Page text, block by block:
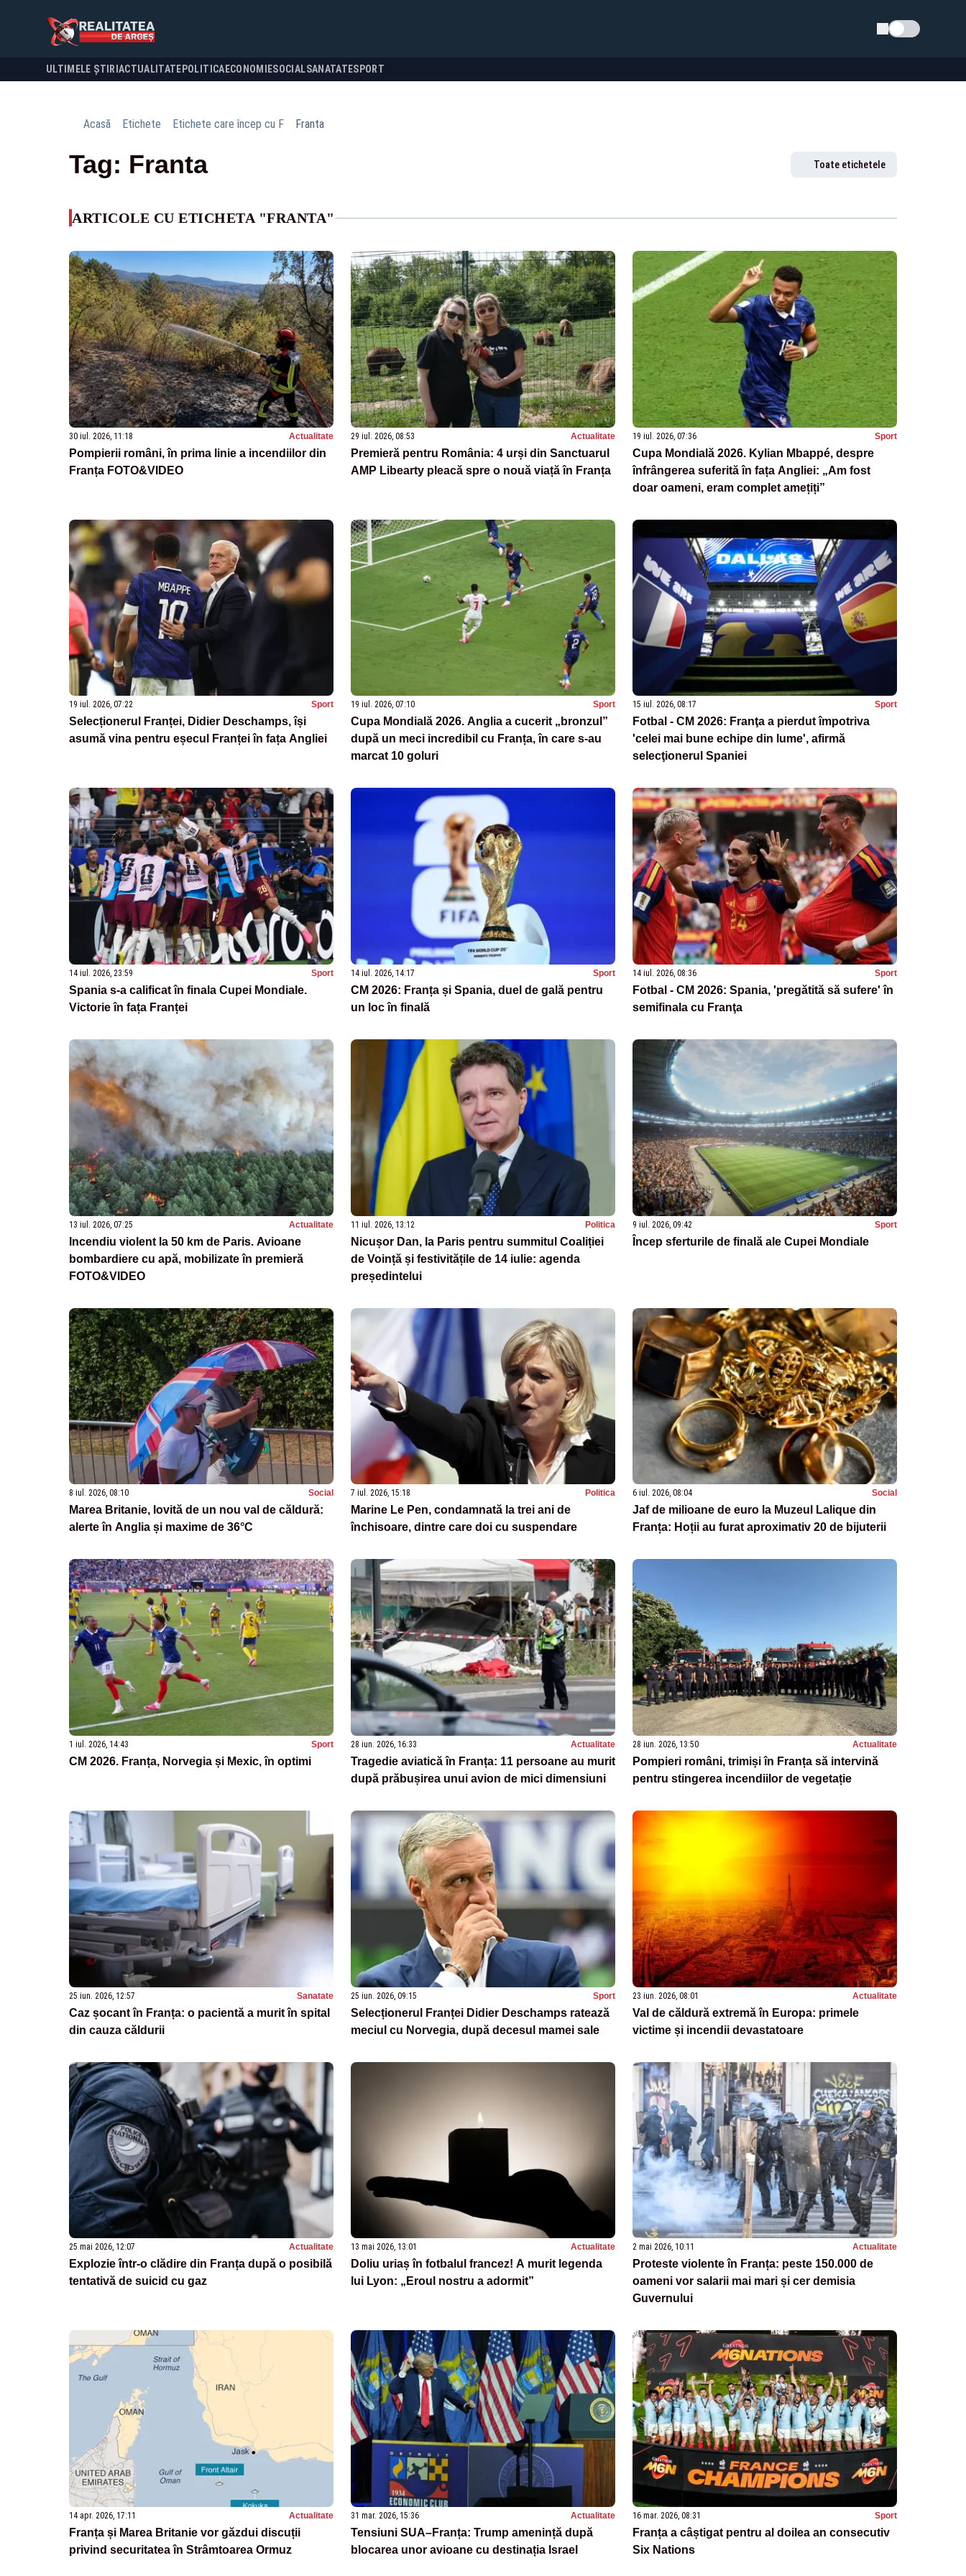
Schimba tema
ULTIMELE ȘTIRI ACTUALITATE POLITICA ECONOMIESOCIALSANATATESPORT
Acasă Etichete Etichete care încep cu F Franta
Tag: Franta Toate etichetele
ARTICOLE CU ETICHETA "FRANTA"
30 iul. 2026, 11:18 Actualitate
Pompierii români, în prima linie a incendiilor din
Franța FOTO&VIDEO
29 iul. 2026, 08:53 Actualitate
Premieră pentru România: 4 urși din Sanctuarul
AMP Libearty pleacă spre o nouă viață în Franța
19 iul. 2026, 07:36 Sport
Cupa Mondială 2026. Kylian Mbappé, despre
înfrângerea suferită în fața Angliei: „Am fost
doar oameni, eram complet amețiți”
19 iul. 2026, 07:22 Sport
Selecționerul Franței, Didier Deschamps, își
asumă vina pentru eșecul Franței în fața Angliei
19 iul. 2026, 07:10 Sport
Cupa Mondială 2026. Anglia a cucerit „bronzul”
după un meci incredibil cu Franța, în care s-au
marcat 10 goluri
15 iul. 2026, 08:17 Sport
Fotbal - CM 2026: Franţa a pierdut împotriva
'celei mai bune echipe din lume', afirmă
selecţionerul Spaniei
14 iul. 2026, 23:59 Sport
Spania s-a calificat în finala Cupei Mondiale.
Victorie în fața Franței
14 iul. 2026, 14:17 Sport
CM 2026: Franța și Spania, duel de gală pentru
un loc în finală
14 iul. 2026, 08:36 Sport
Fotbal - CM 2026: Spania, 'pregătită să sufere' în
semifinala cu Franţa
13 iul. 2026, 07:25 Actualitate
Incendiu violent la 50 km de Paris. Avioane
bombardiere cu apă, mobilizate în premieră
FOTO&VIDEO
11 iul. 2026, 13:12 Politica
Nicușor Dan, la Paris pentru summitul Coaliției
de Voință și festivitățile de 14 iulie: agenda
președintelui
9 iul. 2026, 09:42 Sport
Încep sferturile de finală ale Cupei Mondiale
8 iul. 2026, 08:10 Social
Marea Britanie, lovită de un nou val de căldură:
alerte în Anglia și maxime de 36°C
7 iul. 2026, 15:18 Politica
Marine Le Pen, condamnată la trei ani de
închisoare, dintre care doi cu suspendare
6 iul. 2026, 08:04 Social
Jaf de milioane de euro la Muzeul Lalique din
Franța: Hoții au furat aproximativ 20 de bijuterii
1 iul. 2026, 14:43 Sport
CM 2026. Franța, Norvegia și Mexic, în optimi
28 iun. 2026, 16:33 Actualitate
Tragedie aviatică în Franța: 11 persoane au murit
după prăbușirea unui avion de mici dimensiuni
28 iun. 2026, 13:50 Actualitate
Pompieri români, trimiși în Franța să intervină
pentru stingerea incendiilor de vegetație
25 iun. 2026, 12:57 Sanatate
Caz șocant în Franța: o pacientă a murit în spital
din cauza căldurii
25 iun. 2026, 09:15 Sport
Selecționerul Franței Didier Deschamps ratează
meciul cu Norvegia, după decesul mamei sale
23 iun. 2026, 08:01 Actualitate
Val de căldură extremă în Europa: primele
victime și incendii devastatoare
25 mai 2026, 12:07 Actualitate
Explozie într-o clădire din Franța după o posibilă
tentativă de suicid cu gaz
13 mai 2026, 13:01 Actualitate
Doliu uriaș în fotbalul francez! A murit legenda
lui Lyon: „Eroul nostru a adormit”
2 mai 2026, 10:11 Actualitate
Proteste violente în Franța: peste 150.000 de
oameni vor salarii mai mari și cer demisia
Guvernului
14 apr. 2026, 17:11 Actualitate
Franța și Marea Britanie vor găzdui discuții
privind securitatea în Strâmtoarea Ormuz
31 mar. 2026, 15:36 Actualitate
Tensiuni SUA–Franța: Trump amenință după
blocarea unor avioane cu destinația Israel
16 mar. 2026, 08:31 Sport
Franța a câștigat pentru al doilea an consecutiv
Six Nations